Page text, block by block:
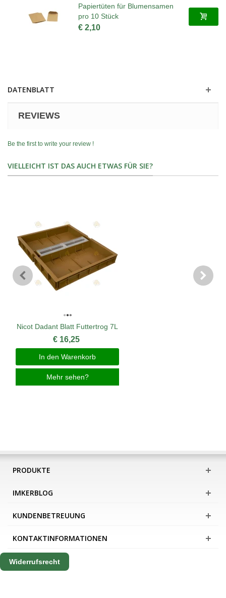
Papiertüten für Blumensamen
pro 10 Stück
€ 2,10
DATENBLATT
REVIEWS
Be the first to write your review !
VIELLEICHT IST DAS AUCH ETWAS FÜR SIE?
Nicot Dadant Blatt Futtertrog 7L
€ 16,25
In den Warenkorb
Mehr sehen?
PRODUKTE
IMKERBLOG
KUNDENBETREUUNG
KONTAKTINFORMATIONEN
Widerrufsrecht